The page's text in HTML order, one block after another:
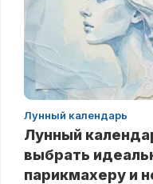
Лунный календарь
Лунный
выбрать
парикмахеру и